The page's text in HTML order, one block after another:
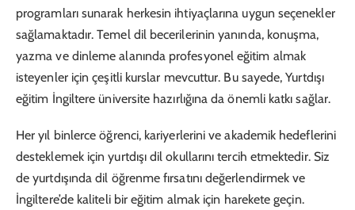
programları sunarak herkesin ihtiyaçlarına uygun seçenekler
sağlamaktadır. Temel dil becerilerinin yanında, konuşma,
yazma ve dinleme alanında profesyonel eğitim almak
isteyenler için çeşitli kurslar mevcuttur. Bu sayede, Yurtdışı
eğitim İngiltere üniversite hazırlığına da önemli katkı sağlar.
Her yıl binlerce öğrenci, kariyerlerini ve akademik hedeflerini
desteklemek için yurtdışı dil okullarını tercih etmektedir. Siz
de yurtdışında dil öğrenme fırsatını değerlendirmek ve
İngiltere’de kaliteli bir eğitim almak için harekete geçin.